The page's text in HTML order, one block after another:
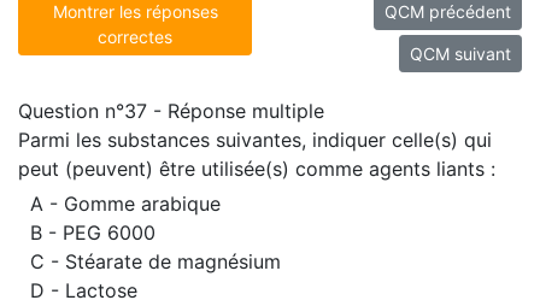
Montrer les réponses
correctes
QCM précédent
QCM suivant
Question n°37 - Réponse multiple
Parmi les substances suivantes, indiquer celle(s) qui
peut (peuvent) être utilisée(s) comme agents liants :
A - Gomme arabique
B - PEG 6000
C - Stéarate de magnésium
D - Lactose